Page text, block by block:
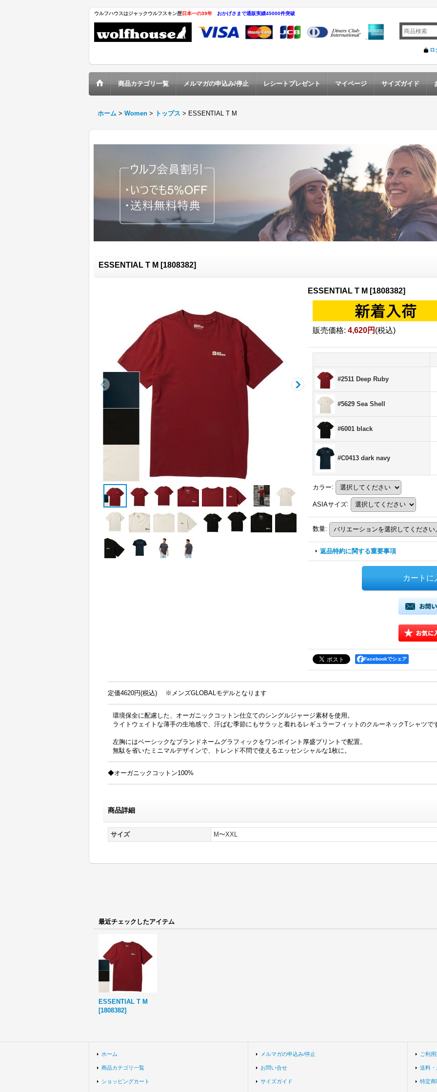
ウルフハウスはジャックウルフスキン歴日本一の39年 おかげさまで通販実績45000件突破
ロ
商品カテゴリ一覧 メルマガの申込み/停止 レシートプレゼント マイページ サイズガイド
ホーム > Women > トップス > ESSENTIAL T M
ESSENTIAL T M [1808382]
ESSENTIAL T M [1808382]
販売価格: 4,620円 (税込)
#2511 Deep Ruby
#5629 Sea Shell
#6001 black
#C0413 dark navy
カラー:
ASIAサイズ:
数量:
返品特約に関する重要事項
Facebookでシェア
定価4620円(税込) ※メンズGLOBALモデルとなります
環境保全に配慮した、オーガニックコットン仕立てのシングルジャージ素材を使用。
ライトウェイトな薄手の生地感で、汗ばむ季節にもサラッと着れるレギュラーフィットのクルーネックTシャツで
左胸にはベーシックなブランドネームグラフィックをワンポイント厚盛プリントで配置。
無駄を省いたミニマルデザインで、トレンド不問で使えるエッセンシャルな1枚に。
◆オーガニックコットン100%
商品詳細
サイズ M〜XXL
最近チェックしたアイテム
ESSENTIAL T M
[1808382]
ホーム
商品カテゴリ一覧
ショッピングカート
メルマガの申込み/停止
お問い合せ
サイズガイド
ご利
送料
特定